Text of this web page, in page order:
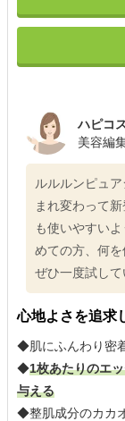
ハピコ
美容編
ルルルンピュ
まれ変わって
も使いやすい
めての方、何
ぜひ一度試して
心地よさを追求
◆肌にふんわり密
◆1枚あたりのエ
与える
◆整肌成分のカカ